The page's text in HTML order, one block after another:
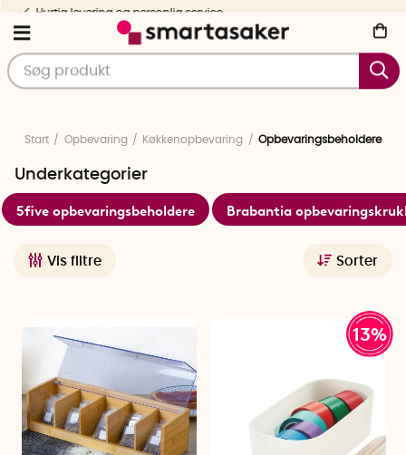
Nøje udvalgte og testede produkter
Start Opbevaring Køkkenopbevaring Opbevaringsbeholdere
Vis filtre Sorter
Underkategorier
5five opbevaringsbeholdere Brabantia
13%